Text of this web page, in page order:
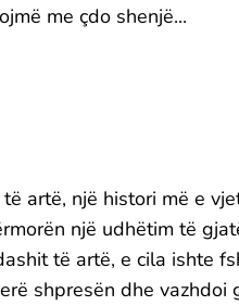
me çdo shenjë...
artë, një histori më e
një udhëtim të
të artë, e cila ishte
shpresën dhe vazhdoi